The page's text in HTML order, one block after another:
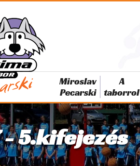
Miroslav
Pecarski
A
taborrol
- 5.kifejezés